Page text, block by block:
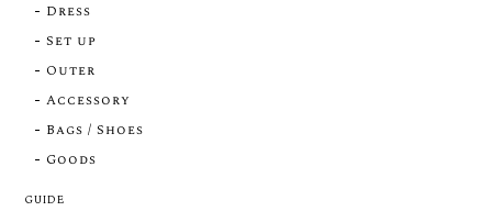
Dress
Set up
Outer
Accessory
Bags / Shoes
Goods
GUIDE